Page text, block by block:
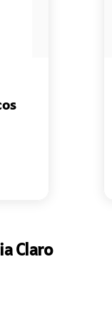
2 Power Bank
Claro